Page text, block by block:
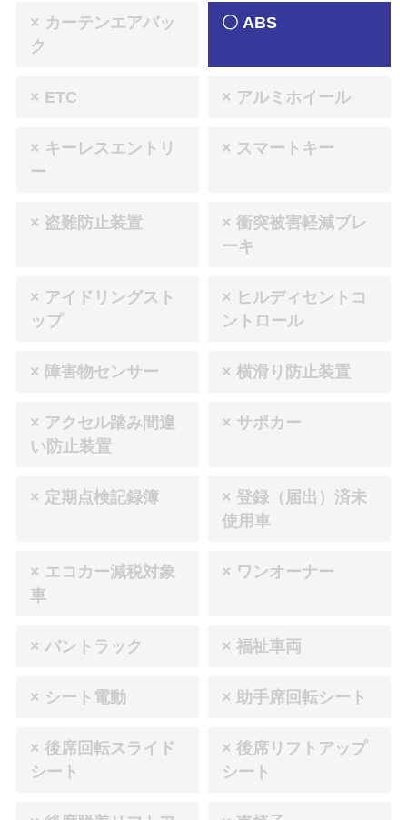
× カーテンエアバッ
ク
〇 ABS
× ETC × アルミホイール
× キーレスエントリ
ー
× スマートキー
× 盗難防止装置
× 衝突被害軽減ブレ
ーキ
× アイドリングスト
ップ
× ヒルディセントコ
ントロール
× 障害物センサー × 横滑り防止装置
× アクセル踏み間違
い防止装置
× サポカー
× 定期点検記録簿
× 登録（届出）済未
使用車
× エコカー減税対象
車
× ワンオーナー
× バントラック × 福祉車両
× シート電動 × 助手席回転シート
× 後席回転スライド
シート
× 後席リフトアップ
シート